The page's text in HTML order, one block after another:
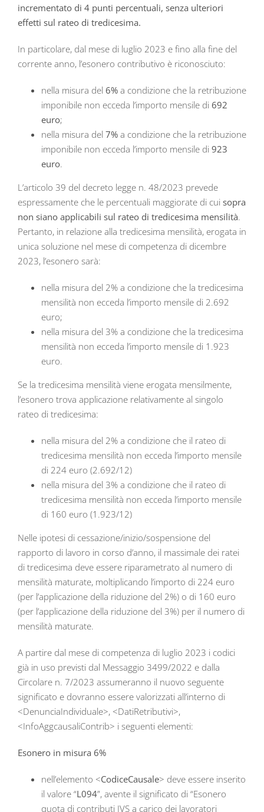
incrementato di 4 punti percentuali, senza ulteriori
effetti sul rateo di tredicesima.
In particolare, dal mese di luglio 2023 e fino alla fine del
corrente anno, l’esonero contributivo è riconosciuto:
nella misura del 6%a condizione che la retribuzione
imponibile non ecceda l’importo mensile di 692
euro;
nella misura del 7%a condizione che la retribuzione
imponibile non ecceda l’importo mensile di 923
euro.
L’articolo 39 del decreto legge n. 48/2023 prevede
espressamente che le percentuali maggiorate di cui sopra
non siano applicabili sul rateo di tredicesima mensilità.
Pertanto, in relazione alla tredicesima mensilità, erogata in
unica soluzione nel mese di competenza di dicembre
2023, l’esonero sarà:
nella misura del 2% a condizione che la tredicesima
mensilità non ecceda l’importo mensile di 2.692
euro;
nella misura del 3% a condizione che la tredicesima
mensilità non ecceda l’importo mensile di 1.923
euro.
Se la tredicesima mensilità viene erogata mensilmente,
l’esonero trova applicazione relativamente al singolo
rateo di tredicesima:
nella misura del 2% a condizione che il rateo di
tredicesima mensilità non ecceda l’importo mensile
di 224 euro (2.692/12)
nella misura del 3% a condizione che il rateo di
tredicesima mensilità non ecceda l’importo mensile
di 160 euro (1.923/12)
Nelle ipotesi di cessazione/inizio/sospensione del
rapporto di lavoro in corso d’anno, il massimale dei ratei
di tredicesima deve essere riparametrato al numero di
mensilità maturate, moltiplicando l’importo di 224 euro
(per l’applicazione della riduzione del 2%) o di 160 euro
(per l’applicazione della riduzione del 3%) per il numero di
mensilità maturate.
A partire dal mese di competenza di luglio 2023 i codici
già in uso previsti dal Messaggio 3499/2022 e dalla
Circolare n. 7/2023 assumeranno il nuovo seguente
significato e dovranno essere valorizzati all’interno di
<DenunciaIndividuale>, <DatiRetributivi>,
<InfoAggcausaliContrib> i seguenti elementi:
Esonero in misura 6%
nell’elemento <CodiceCausale> deve essere inserito
il valore “L094”, avente il significato di “Esonero
quota di contributi IVS a carico dei lavoratori